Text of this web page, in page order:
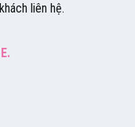
liên hệ.